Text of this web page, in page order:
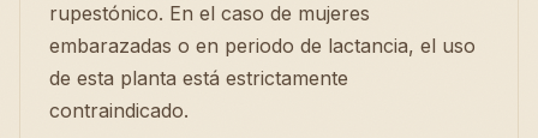
rupestónico. En el caso de mujeres
embarazadas o en periodo de lactancia, el uso
de esta planta está estrictamente
contraindicado.